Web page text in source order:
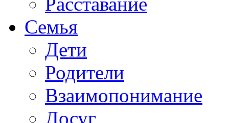
Семья
Дети
Родители
Взаимопонимание
Досуг